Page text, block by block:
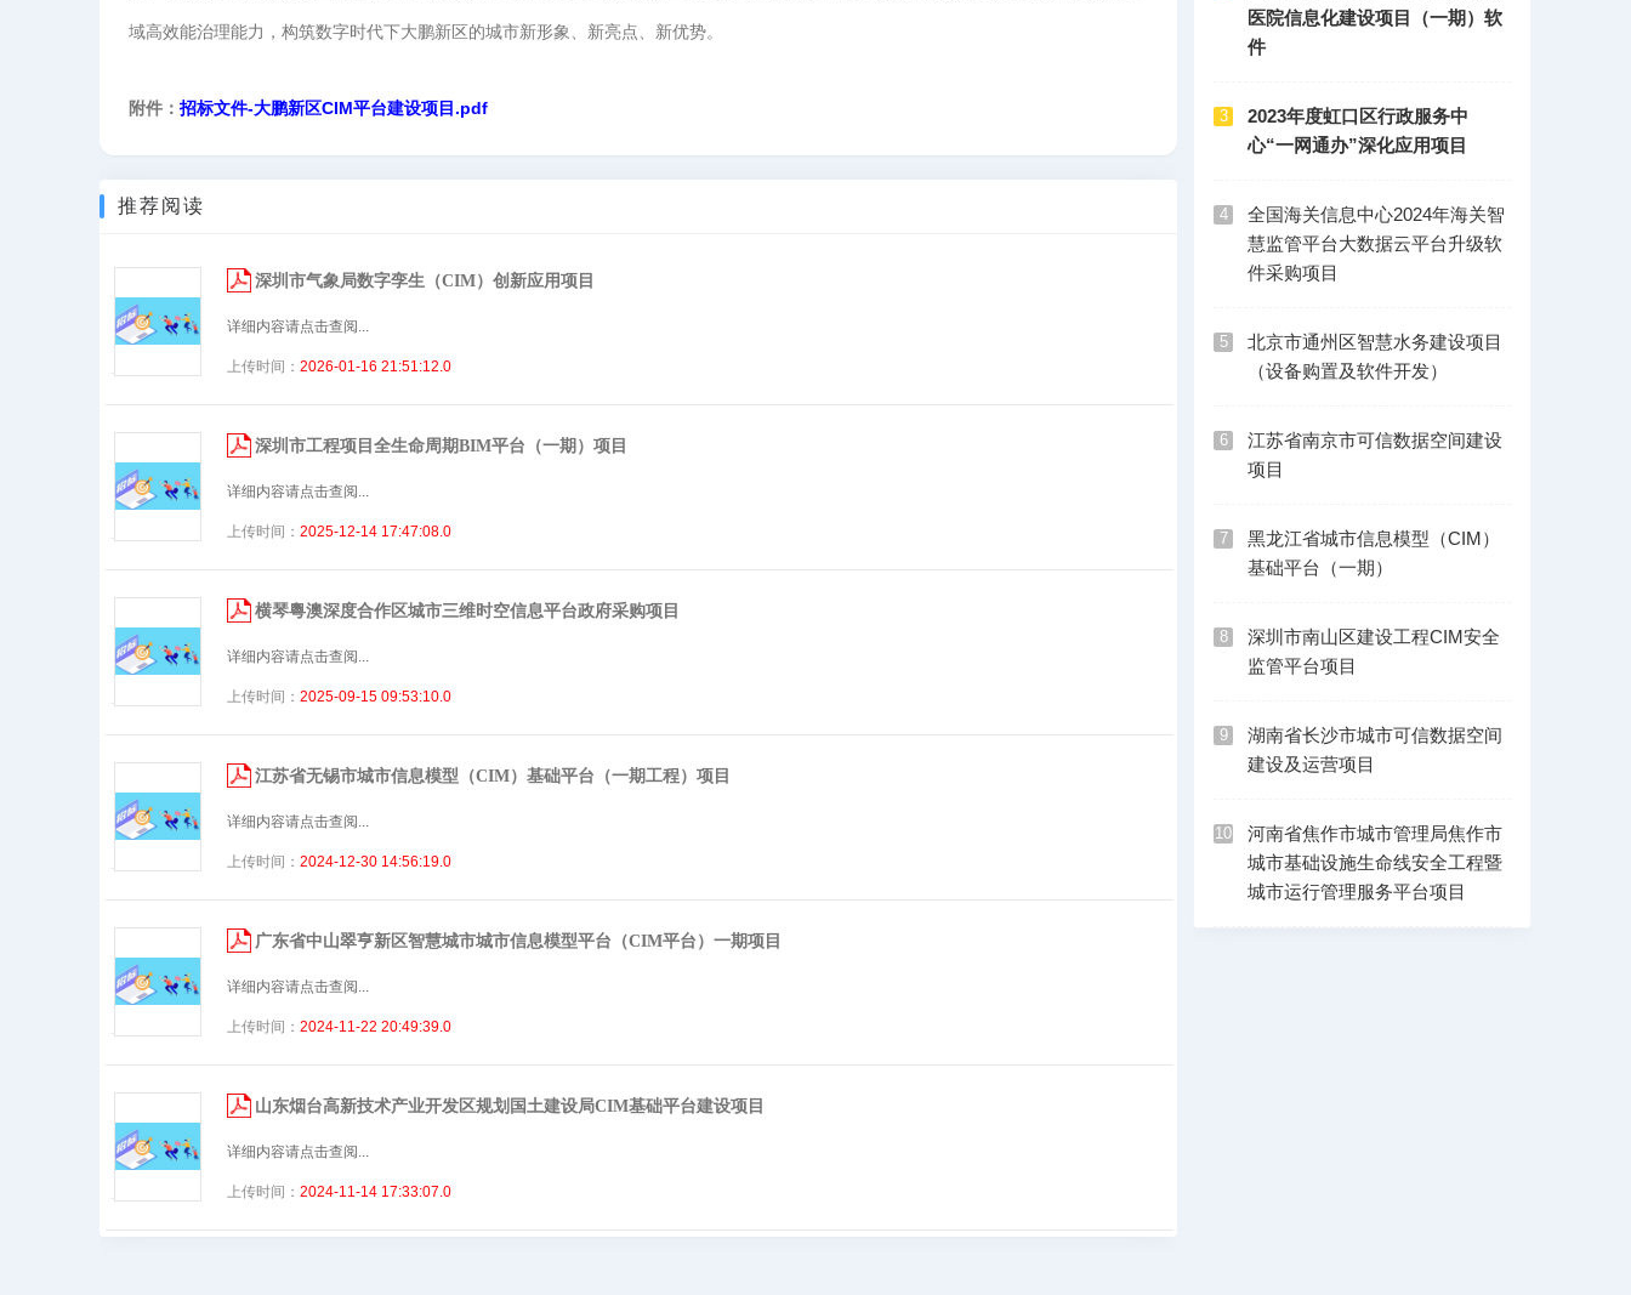
域高效能治理能力，构筑数字时代下大鹏新区的城市新形象、新亮点、新优势。
附件： 招标文件-大鹏新区CIM平台建设项目.pdf
推荐阅读
深圳市气象局数字孪生（CIM）创新应用项目
详细内容请点击查阅...
上传时间： 2026-01-16 21:51:12.0
深圳市工程项目全生命周期BIM平台（一期）项目
详细内容请点击查阅...
上传时间： 2025-12-14 17:47:08.0
横琴粵澳深度合作区城市三维时空信息平台政府采购项目
详细内容请点击查阅...
上传时间： 2025-09-15 09:53:10.0
江苏省无锡市城市信息模型（CIM）基础平台（一期工程）项目
详细内容请点击查阅...
上传时间： 2024-12-30 14:56:19.0
广东省中山翠亨新区智慧城市城市信息模型平台（CIM平台）一期项目
详细内容请点击查阅...
上传时间： 2024-11-22 20:49:39.0
山东烟台高新技术产业开发区规划国土建设局CIM基础平台建设项目
详细内容请点击查阅...
上传时间： 2024-11-14 17:33:07.0
医院信息化建设项目（一期）软
件
3
2023年度虹口区行政服务中
心“一网通办”深化应用项目
4
全国海关信息中心2024年海关智
慧监管平台大数据云平台升级软
件采购项目
5
北京市通州区智慧水务建设项目
（设备购置及软件开发）
6
江苏省南京市可信数据空间建设
项目
7
黑龙江省城市信息模型（CIM）
基础平台（一期）
8
深圳市南山区建设工程CIM安全
监管平台项目
9
湖南省长沙市城市可信数据空间
建设及运营项目
10
河南省焦作市城市管理局焦作市
城市基础设施生命线安全工程暨
城市运行管理服务平台项目